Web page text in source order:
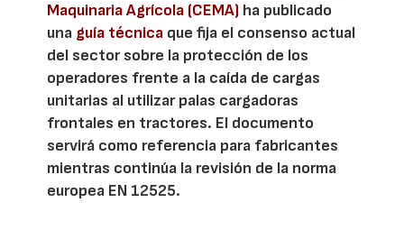
Maquinaria Agrícola (CEMA) ha publicado
una guía técnica que fija el consenso actual
del sector sobre la protección de los
operadores frente a la caída de cargas
unitarias al utilizar palas cargadoras
frontales en tractores. El documento
servirá como referencia para fabricantes
mientras continúa la revisión de la norma
europea EN 12525.